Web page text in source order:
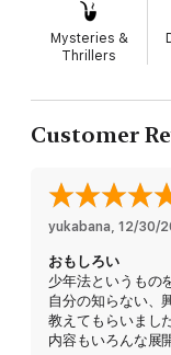
家族×愛情×憎悪×暴
『代償』『悪寒』の
娘の父元担任教師フ
圧倒的暴力に立ち向
Mysteries &
Thrillers
Customer
yukabana 12/30/
おもしろい
少年法というもの
自分の知らない、
教えてもらいました
内容もいろんな展